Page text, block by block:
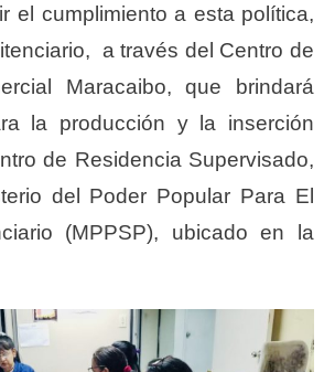
el cumplimiento a esta política,
a través del Centro de
Maracaibo, que brindará
la producción y la inserción
de Residencia Supervisado,
del Poder Popular Para El
(MPPSP), ubicado en la